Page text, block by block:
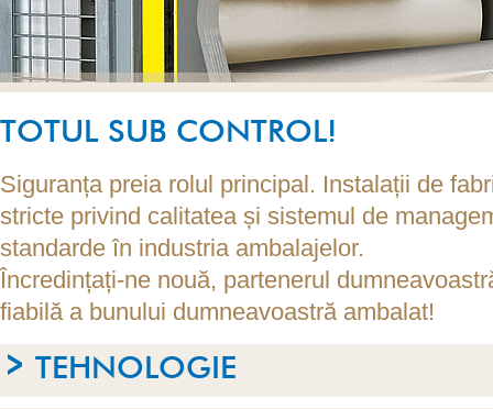
TOTUL SUB CONTROL!
Siguranța preia rolul principal. Instalații de
stricte privind calitatea și sistemul de
standarde în industria ambalajelor.
Încredințați-ne nouă, partenerul
fiabilă a bunului dumneavoastră ambalat!
TEHNOLOGIE